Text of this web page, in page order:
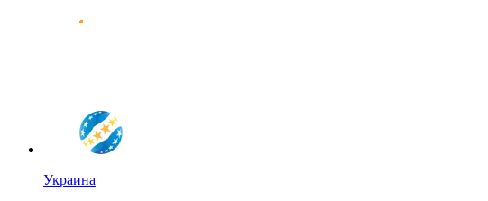
Украина